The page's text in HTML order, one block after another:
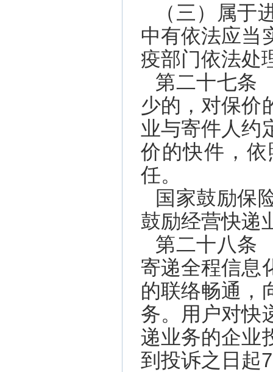
（三）属于
中有依法应当
疫部门依法处
第二十七条
少的，对保价
业与寄件人约
价的快件，
任。
国家鼓励保
鼓励经营快递
第二十八条
寄递全程信息
的联络畅通，
务。用户对快
递业务的企业
到投诉之日起